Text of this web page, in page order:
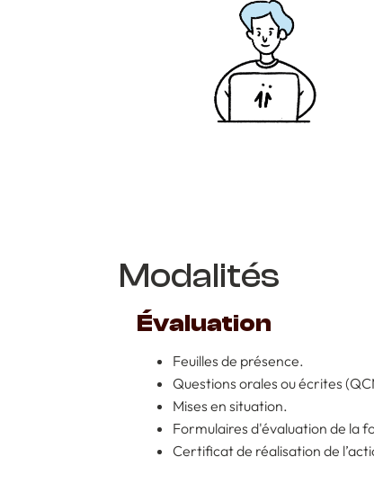
Modalités
Évaluation
Feuilles de présence.
Questions orales ou écrites
Mises en situation.
Formulaires d'évaluation de la
Certificat de réalisation de